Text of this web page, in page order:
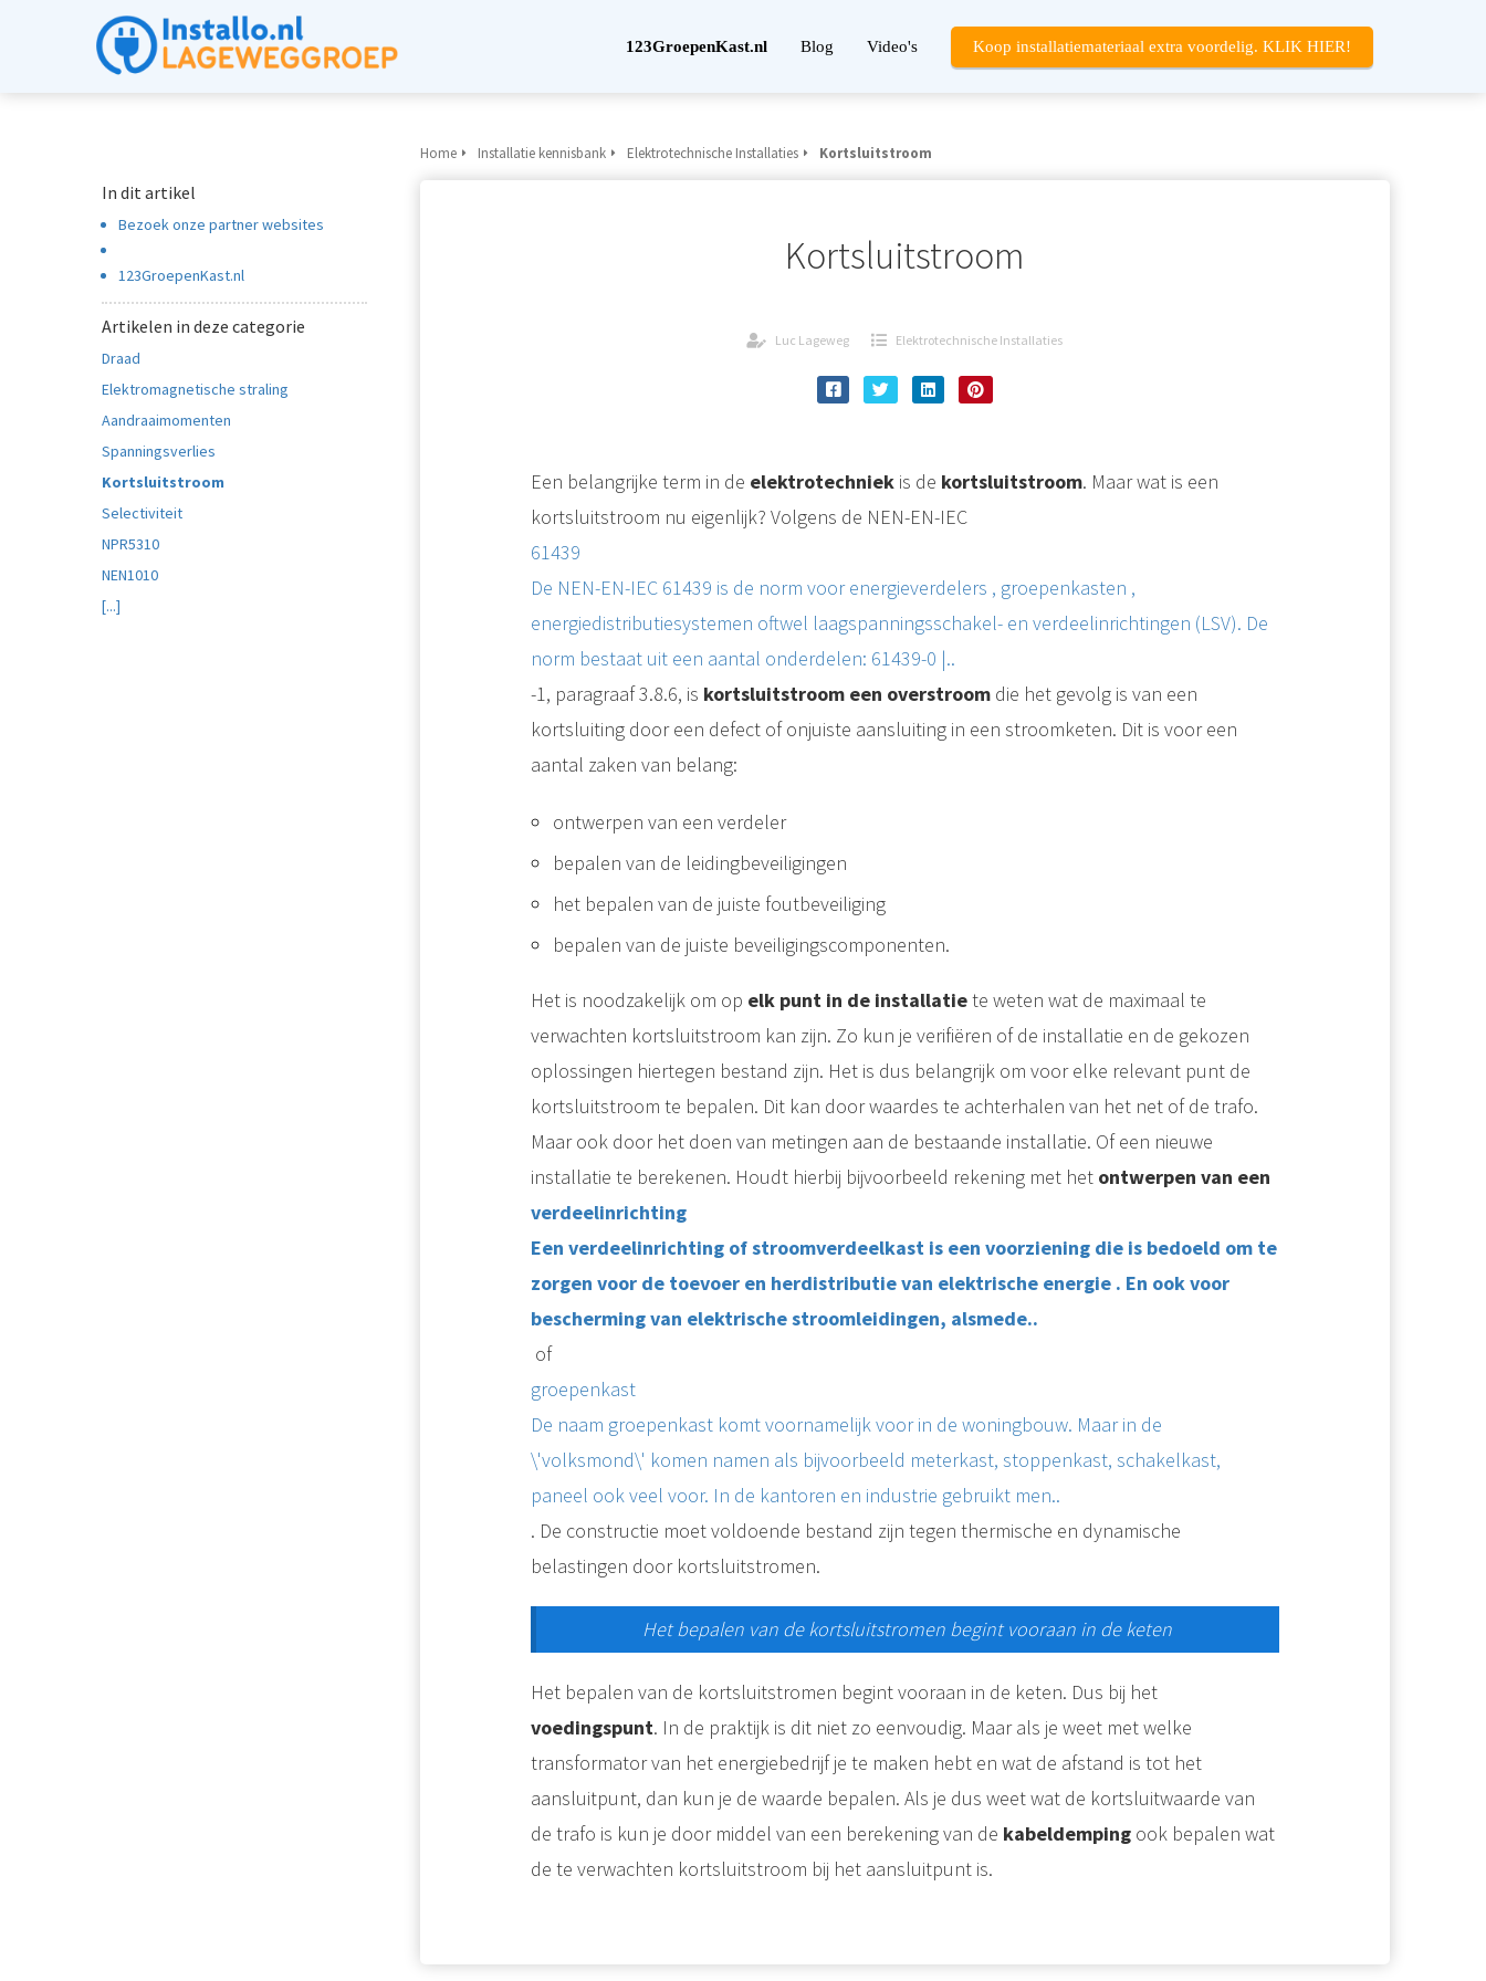
123GroepenKast.nl Blog Video's Koop installatiemateriaal extra voordelig. KLIK HIER!
In dit artikel
Bezoek onze partner websites
123GroepenKast.nl
Artikelen in deze categorie
Draad
Elektromagnetische straling
Aandraaimomenten
Spanningsverlies
Kortsluitstroom
Selectiviteit
NPR5310
NEN1010
[...]
Home Installatie kennisbank Elektrotechnische Installaties Kortsluitstroom
Kortsluitstroom
Luc Lageweg Elektrotechnische Installaties
Een belangrijke term in de elektrotechniekis de kortsluitstroom. Maar wat is een
kortsluitstroom nu eigenlijk? Volgens de NEN-EN-IEC
61439
De NEN-EN-IEC 61439 is de norm voor energieverdelers , groepenkasten ,
energiedistributiesystemen oftwel laagspanningsschakel- en verdeelinrichtingen (LSV). De
norm bestaat uit een aantal onderdelen: 61439-0 |..
-1, paragraaf 3.8.6, is kortsluitstroom een overstroom die het gevolg is van een
kortsluiting door een defect of onjuiste aansluiting in een stroomketen. Dit is voor een
aantal zaken van belang:
ontwerpen van een verdeler
bepalen van de leidingbeveiligingen
het bepalen van de juiste foutbeveiliging
bepalen van de juiste beveiligingscomponenten.
Het is noodzakelijk om op elk punt in de installatiete weten wat de maximaal te
verwachten kortsluitstroom kan zijn. Zo kun je verifiëren of de installatie en de gekozen
oplossingen hiertegen bestand zijn. Het is dus belangrijk om voor elke relevant punt de
kortsluitstroom te bepalen. Dit kan door waardes te achterhalen van het net of de trafo.
Maar ook door het doen van metingen aan de bestaande installatie. Of een nieuwe
installatie te berekenen. Houdt hierbij bijvoorbeeld rekening met het ontwerpen van een
verdeelinrichting
Een verdeelinrichting of stroomverdeelkast is een voorziening die is bedoeld om te
zorgen voor de toevoer en herdistributie van elektrische energie . En ook voor
bescherming van elektrische stroomleidingen, alsmede..
of
groepenkast
De naam groepenkast komt voornamelijk voor in de woningbouw. Maar in de
\'volksmond\' komen namen als bijvoorbeeld meterkast, stoppenkast, schakelkast,
paneel ook veel voor. In de kantoren en industrie gebruikt men..
. De constructie moet voldoende bestand zijn tegen thermische en dynamische
belastingen door kortsluitstromen.
Het bepalen van de kortsluitstromen begint vooraan in de keten
Het bepalen van de kortsluitstromen begint vooraan in de keten. Dus bij het
voedingspunt. In de praktijk is dit niet zo eenvoudig. Maar als je weet met welke
transformator van het energiebedrijf je te maken hebt en wat de afstand is tot het
aansluitpunt, dan kun je de waarde bepalen. Als je dus weet wat de kortsluitwaarde van
de trafo is kun je door middel van een berekening van de kabeldempingook bepalen wat
de te verwachten kortsluitstroom bij het aansluitpunt is.